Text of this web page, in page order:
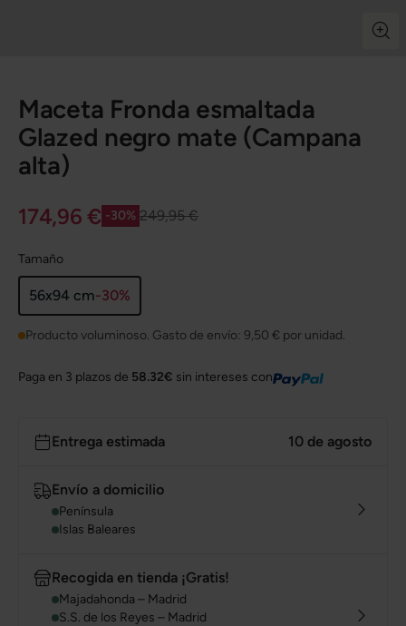
Maceta Fronda esmaltada
Glazed negro mate (Campana
alta)
174,96 € -30% 249,95 €
Tamaño
56x94 cm-30%
Producto voluminoso. Gasto de envío: 9,50 € por unidad.
Paga en 3 plazos de 58.32€ sin intereses con
Entrega estimada 10 de agosto
Envío a domicilio
Península
Islas Baleares
Recogida en tienda ¡Gratis!
Majadahonda – Madrid
S.S. de los Reyes – Madrid